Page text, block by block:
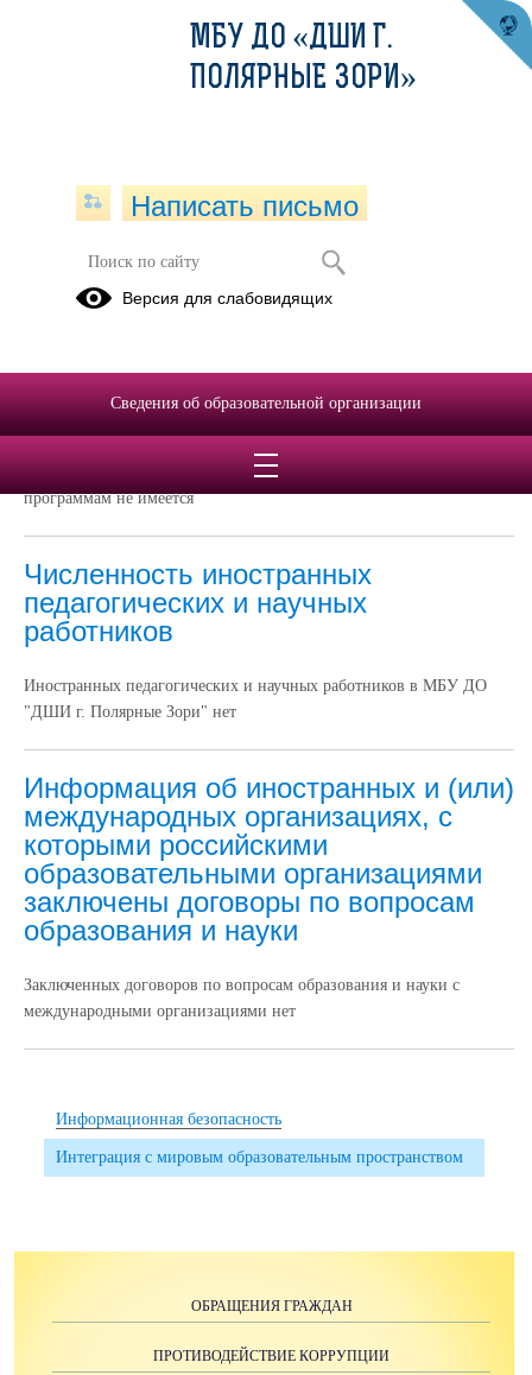
Численность иностранных
программам
предпрофессиональным и дополнительным общеразвивающим
программам не имеется
Численность иностранных
педагогических и научных
работников
Иностранных педагогических и научных работников в МБУ ДО
"ДШИ г. Полярные Зори" нет
Информация об иностранных и (или)
международных организациях, с
которыми российскими
образовательными организациями
заключены договоры по вопросам
образования и науки
Заключенных договоров по вопросам образования и науки с
международными организациями нет
Информационная безопасность
Интеграция с мировым образовательным пространством
ОБРАЩЕНИЯ ГРАЖДАН
ПРОТИВОДЕЙСТВИЕ КОРРУПЦИИ
МБУ ДО «ДШИ Г.
ПОЛЯРНЫЕ ЗОРИ»
Написать письмо
Версия для слабовидящих
Сведения об образовательной организации